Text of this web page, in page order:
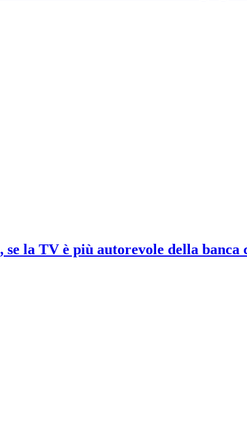
la TV è più autorevole della banca